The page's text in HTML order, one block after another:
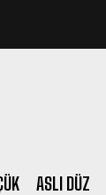
ASLI DÜZ